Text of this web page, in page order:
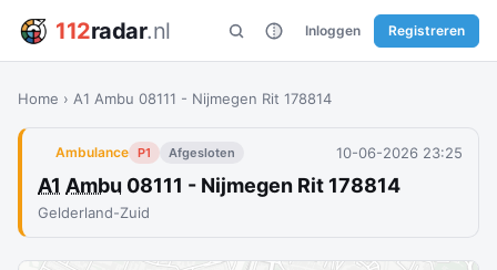
112radar.nl Inloggen Registreren
Home › A1 Ambu 08111 - Nijmegen Rit 178814
Ambulance P1 Afgesloten 10-06-2026 23:25
A1 Ambu 08111 - Nijmegen Rit 178814
Gelderland-Zuid